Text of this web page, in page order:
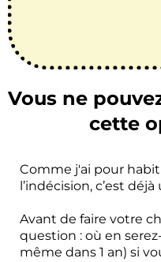
Vous ne
cette
Comme j'ai pour
l’indécision, c’est
Avant de faire votre
question : où en
même dans 1 an) si